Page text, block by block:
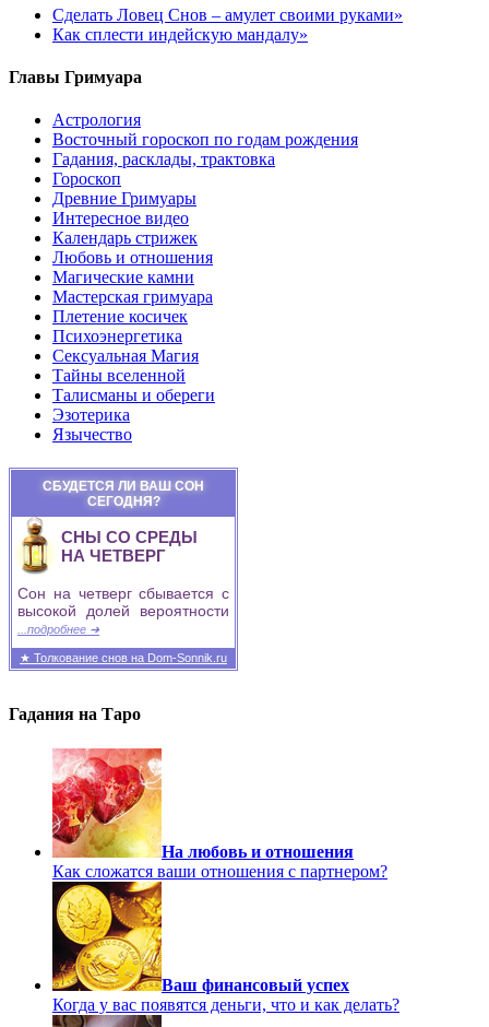
Сделать Ловец Снов – амулет своими руками»
Как сплести индейскую мандалу»
Главы Гримуара
Астрология
Восточный гороскоп по годам рождения
Гадания, расклады, трактовка
Гороскоп
Древние Гримуары
Интересное видео
Календарь стрижек
Любовь и отношения
Магические камни
Мастерская гримуара
Плетение косичек
Психоэнергетика
Сексуальная Магия
Тайны вселенной
Талисманы и обереги
Эзотерика
Язычество
СБУДЕТСЯ ЛИ ВАШ СОН
СЕГОДНЯ?
СНЫ СО СРЕДЫ
НА ЧЕТВЕРГ
Сон на четверг сбывается с
высокой долей вероятности
...подробнее ➜
★ Толкование снов на Dom-Sonnik.ru
Гадания на Таро
На любовь и отношения
Как сложатся ваши отношения с партнером?
Ваш финансовый успех
Когда у вас появятся деньги, что и как делать?